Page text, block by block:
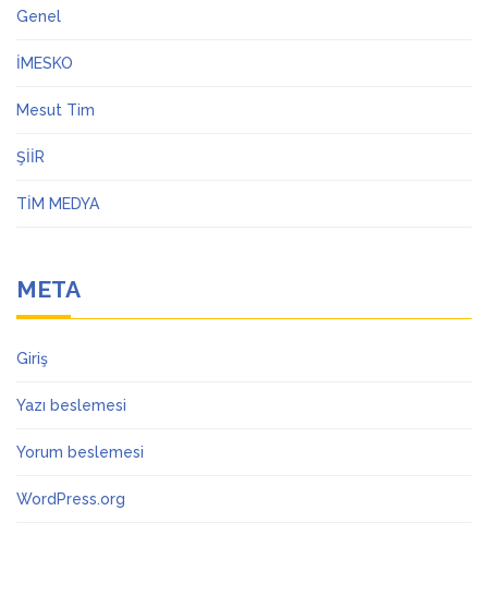
Genel
İMESKO
Mesut Tim
ŞİİR
TİM MEDYA
META
Giriş
Yazı beslemesi
Yorum beslemesi
WordPress.org